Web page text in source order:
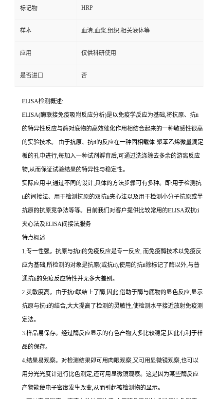
标记物 HRP
样本 血清.血浆.组织.相关液体等
应用 仅供科研使用
是否进口 否
ELISA检测概述:
ELISA(酶联接免疫吸附反应分析)是以免疫学反应为基础,将抗原、 抗ti
的特异性反应与酶对底物的高效催化作用相结合起来的一种敏感性很高
的实验技术。
由于抗原、 抗ti的反应在一种固相载体-聚苯乙烯微量滴定
板的孔中进行,每加入一种试剂孵育后,可通过洗涤除去多余的游离反应
物,从而保证试验结果的特异性与稳定性。
实际应用中,通过不同的设计,具体的方法步骤可有多种。即:用于检测抗
ti的间接法、用于检测抗原的双抗ti夹心法以及用于检测小分子抗原或半
抗原的抗原竞争法等等。目前我们对客户提供比较常用的ELISA双抗ti
夹心法及ELISA间接法服务
特点概述
1.专一性强。抗原与抗ti的免疫反应是专一反应, 而免疫酶技术以免疫反
应为基础,所检测的对象是抗原(或抗ti),使用的抗ti除标记了酶以外,与普
通抗ti的免疫反应特性并无多大差别。
2.灵敏度高。由于抗ti联结上了酶,因此,借助于酶与底物的显色反应,显示
抗原与抗ti的结合,大大提高了检测的灵敏性,使检测水平接近放射免疫测
定法。
3.样品易保存。经过酶反应显示的有色产物大多比较稳定,因此有利于样
品的保存。
4.结果易观察。对检测结果即可用肉眼观察,又可用显微镜观察,也可以
用分光光度计进行比色测定,还可用显微镜观察。这是因为某些酶反应
产物能使电子密度发生改变,从而引起被检测物的显示。